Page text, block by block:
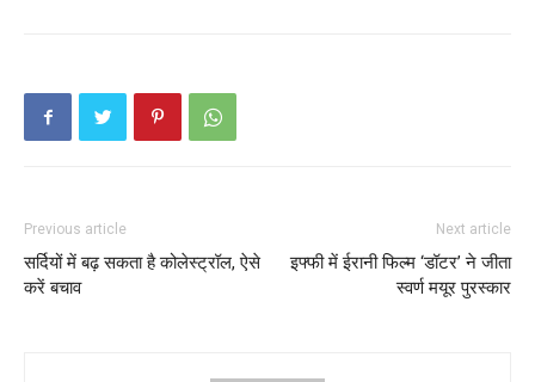
Previous article
सर्दियों में बढ़ सकता है कोलेस्ट्रॉल, ऐसे
करें बचाव
Next article
इफ्फी में ईरानी फिल्म ‘डॉटर’ ने जीता
स्वर्ण मयूर पुरस्कार